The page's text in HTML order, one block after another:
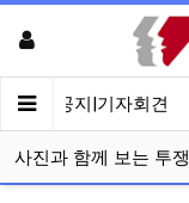
인 공지|기자회견
사진과 함께 보는 투쟁